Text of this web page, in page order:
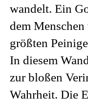
wandelt. Ein
dem
größten
In diesem
zur bloßen
Wahrheit. Die